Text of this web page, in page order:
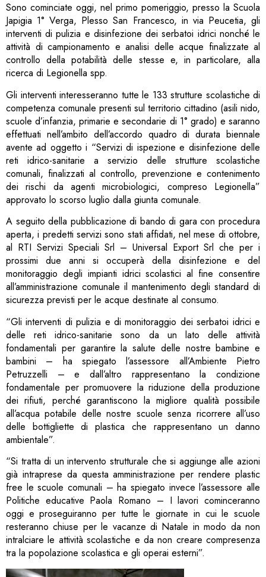
Sono cominciate oggi, nel primo pomeriggio, presso la Scuola
Japigia 1° Verga, Plesso San Francesco, in via Peucetia, gli
interventi di pulizia e disinfezione dei serbatoi idrici nonché le
attività di campionamento e analisi delle acque finalizzate al
controllo della potabilità delle stesse e, in particolare, alla
ricerca di Legionella spp.
Gli interventi interesseranno tutte le 133 strutture scolastiche di
competenza comunale presenti sul territorio cittadino (asili nido,
scuole d’infanzia, primarie e secondarie di 1° grado) e saranno
effettuati nell’ambito dell’accordo quadro di durata biennale
avente ad oggetto i “Servizi di ispezione e disinfezione delle
reti idrico-sanitarie a servizio delle strutture scolastiche
comunali, finalizzati al controllo, prevenzione e contenimento
dei rischi da agenti microbiologici, compreso Legionella”
approvato lo scorso luglio dalla giunta comunale.
A seguito della pubblicazione di bando di gara con procedura
aperta, i predetti servizi sono stati affidati, nel mese di ottobre,
al RTI Servizi Speciali Srl – Universal Export Srl che per i
prossimi due anni si occuperà della disinfezione e del
monitoraggio degli impianti idrici scolastici al fine consentire
all’amministrazione comunale il mantenimento degli standard di
sicurezza previsti per le acque destinate al consumo.
“Gli interventi di pulizia e di monitoraggio dei serbatoi idrici e
delle reti idrico-sanitarie sono da un lato delle attività
fondamentali per garantire la salute delle nostre bambine e
bambini – ha spiegato l’assessore all’Ambiente Pietro
Petruzzelli – e dall’altro rappresentano la condizione
fondamentale per promuovere la riduzione della produzione
dei rifiuti, perché garantiscono la migliore qualità possibile
all’acqua potabile delle nostre scuole senza ricorrere all’uso
delle bottigliette di plastica che rappresentano un danno
ambientale”.
“Si tratta di un intervento strutturale che si aggiunge alle azioni
già intraprese da questa amministrazione per rendere plastic
free le scuole comunali – ha spiegato invece l’assessore alle
Politiche educative Paola Romano – I lavori cominceranno
oggi e proseguiranno per tutte le giornate in cui le scuole
resteranno chiuse per le vacanze di Natale in modo da non
intralciare le attività scolastiche e da non creare compresenza
tra la popolazione scolastica e gli operai esterni”.